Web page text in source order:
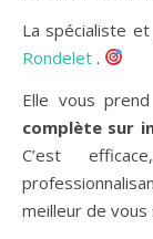
La spécialiste
Rondelet .
Elle vous
complète sur
C’est
meilleur de